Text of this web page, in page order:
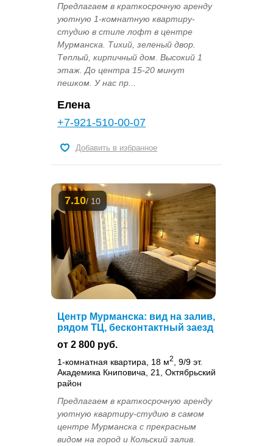
Предлагаем в краткосрочную аренду
уютную 1-комнатную квартиру-
студию в стиле лофт в центре
Мурманска. Тихий, зеленый двор.
Теплый, кирпичный дом. Высокий 1
этаж. До центра 15-20 минут
пешком. У нас пр...
Елена
+7-921-510-00-07
Добавить в избранное
7.10/ 10
Центр Мурманска: вид на залив,
рядом ТЦ, бесконтактный заезд
от 2 800 руб.
1-комнатная квартира, 18 м2
, 9/9 эт.
Академика Книповича, 21, Октябрьский
район
Предлагаем в краткосрочную аренду
уютную квартиру-студию в самом
центре Мурманска с прекрасным
видом на город и Кольский залив.